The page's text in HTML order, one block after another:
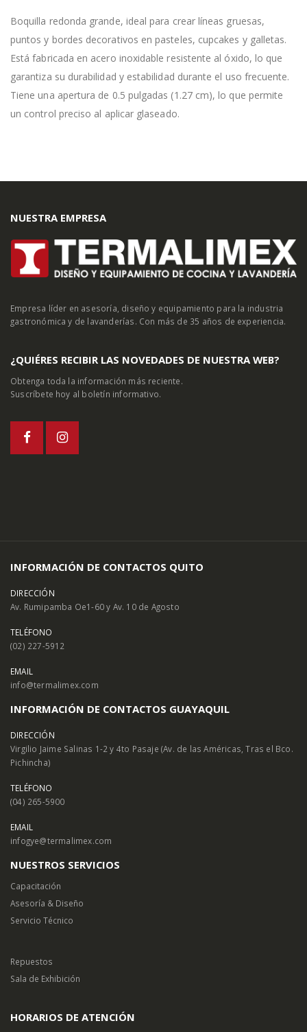
Boquilla redonda grande, ideal para crear líneas gruesas,
puntos y bordes decorativos en pasteles, cupcakes y galletas.
Está fabricada en acero inoxidable resistente al óxido, lo que
garantiza su durabilidad y estabilidad durante el uso frecuente.
Tiene una apertura de 0.5 pulgadas (1.27 cm), lo que permite
un control preciso al aplicar glaseado.
NUESTRA EMPRESA
Empresa líder en asesoría, diseño y equipamiento para la industria
gastronómica y de lavanderías. Con más de 35 años de experiencia.
¿QUIÉRES RECIBIR LAS NOVEDADES DE NUESTRA WEB?
Obtenga toda la información más reciente.
Suscríbete hoy al boletín informativo.
INFORMACIÓN DE CONTACTOS QUITO
DIRECCIÓN
Av. Rumipamba Oe1-60 y Av. 10 de Agosto
TELÉFONO
(02) 227-5912
EMAIL
info@termalimex.com
INFORMACIÓN DE CONTACTOS GUAYAQUIL
DIRECCIÓN
Virgilio Jaime Salinas 1-2 y 4to Pasaje (Av. de las Américas, Tras el Bco.
Pichincha)
TELÉFONO
(04) 265-5900
EMAIL
infogye@termalimex.com
NUESTROS SERVICIOS
Capacitación
Asesoría & Diseño
Servicio Técnico
Repuestos
Sala de Exhibición
HORARIOS DE ATENCIÓN